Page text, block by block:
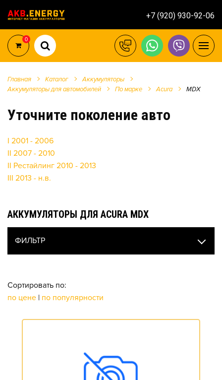
+7 (920) 930-92-06
0
Главная Каталог
Аккумуляторы
Аккумуляторы для автомобилей
По марке Acura MDX
Уточните поколение авто
I 2001 - 2006
II 2007 - 2010
II Рестайлинг 2010 - 2013
III 2013 - н.в.
АККУМУЛЯТОРЫ ДЛЯ ACURA MDX
ФИЛЬТР
Сортировать по:
по цене | по популярности